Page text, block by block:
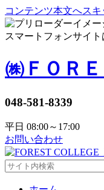
コンテンツ本文へスキ
スマートフォンサイト
㈱ＦＯＲ
048-581-8339
平日 08:00～17:00
お問い合わせ